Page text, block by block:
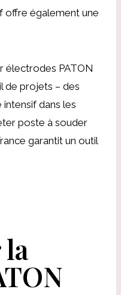
offre également une
électrodes PATON
de projets – des
intensif dans les
poste à souder
garantit un outil